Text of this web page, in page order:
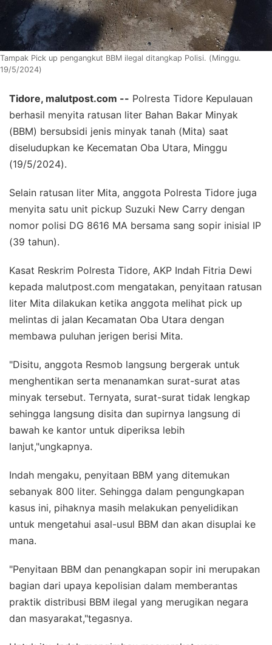
Tampak Pick up pengangkut BBM ilegal ditangkap Polisi. (Minggu.
19/5/2024)
Tidore, malutpost.com -- Polresta Tidore Kepulauan
berhasil menyita ratusan liter Bahan Bakar Minyak
(BBM) bersubsidi jenis minyak tanah (Mita) saat
diseludupkan ke Kecematan Oba Utara, Minggu
(19/5/2024).
Selain ratusan liter Mita, anggota Polresta Tidore juga
menyita satu unit pickup Suzuki New Carry dengan
nomor polisi DG 8616 MA bersama sang sopir inisial IP
(39 tahun).
Kasat Reskrim Polresta Tidore, AKP Indah Fitria Dewi
kepada malutpost.com mengatakan, penyitaan ratusan
liter Mita dilakukan ketika anggota melihat pick up
melintas di jalan Kecamatan Oba Utara dengan
membawa puluhan jerigen berisi Mita.
"Disitu, anggota Resmob langsung bergerak untuk
menghentikan serta menanamkan surat-surat atas
minyak tersebut. Ternyata, surat-surat tidak lengkap
sehingga langsung disita dan supirnya langsung di
bawah ke kantor untuk diperiksa lebih
lanjut,"ungkapnya.
Indah mengaku, penyitaan BBM yang ditemukan
sebanyak 800 liter. Sehingga dalam pengungkapan
kasus ini, pihaknya masih melakukan penyelidikan
untuk mengetahui asal-usul BBM dan akan disuplai ke
mana.
"Penyitaan BBM dan penangkapan sopir ini merupakan
bagian dari upaya kepolisian dalam memberantas
praktik distribusi BBM ilegal yang merugikan negara
dan masyarakat,"tegasnya.